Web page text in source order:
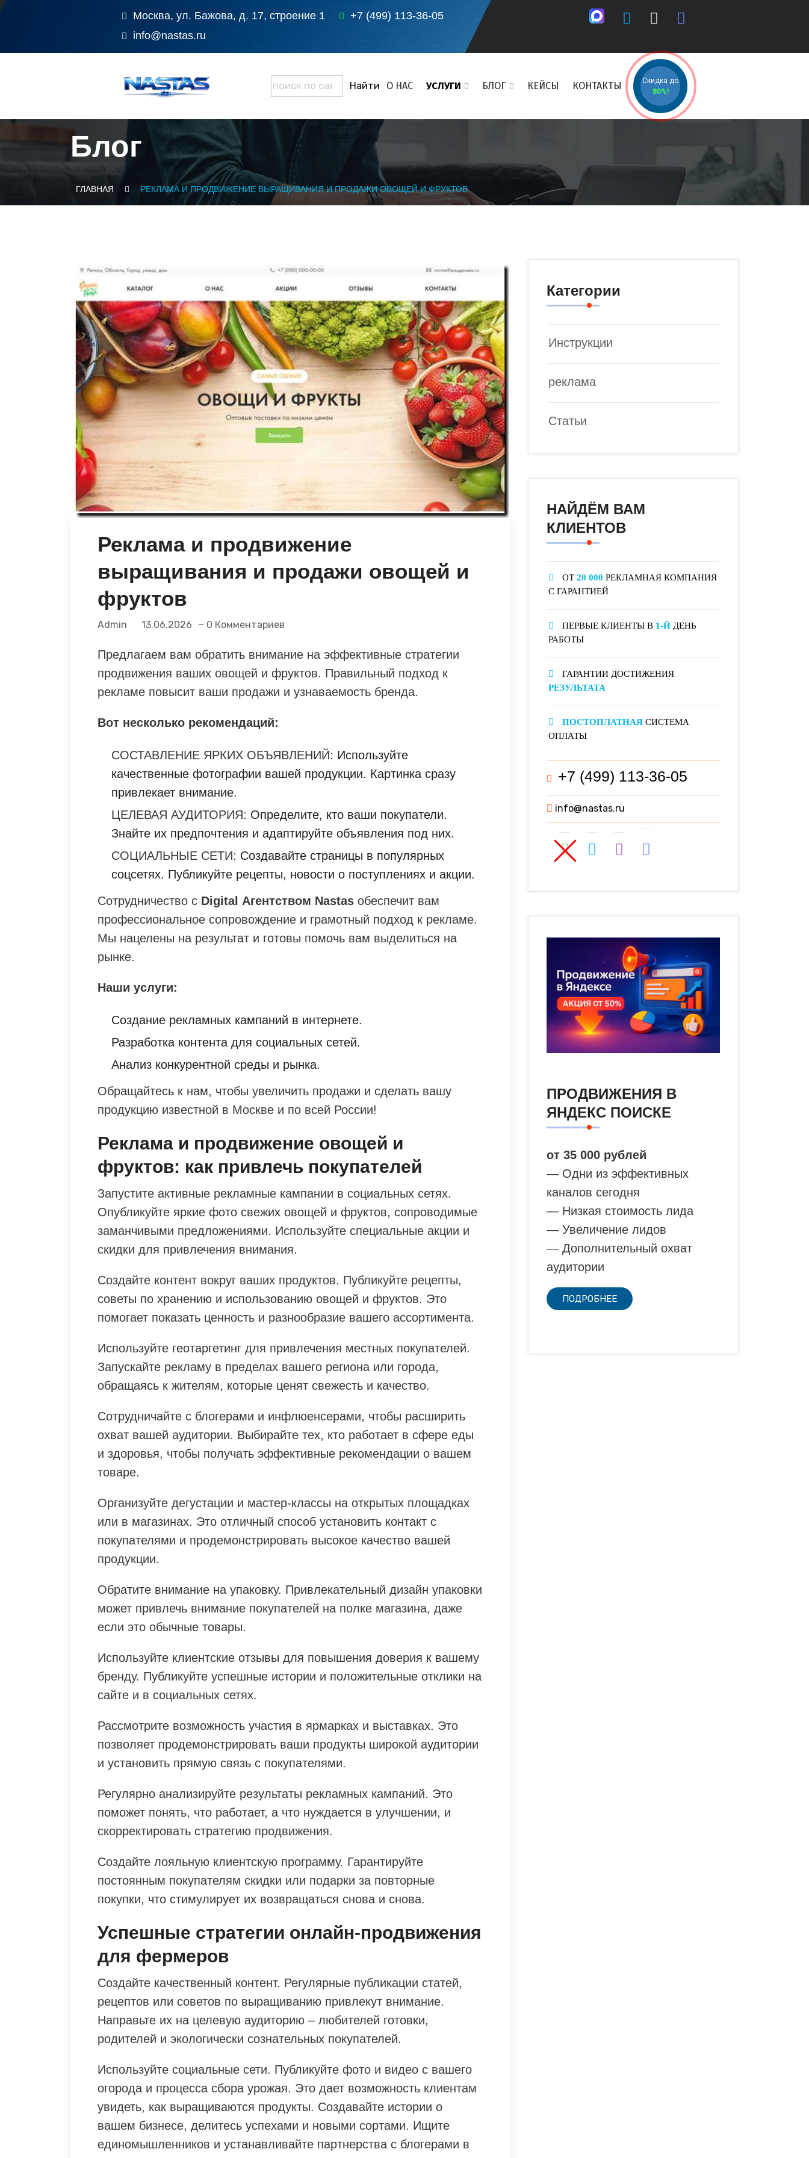
Москва, ул. Бажова, д. 17, строение 1
+7 (499) 113-36-05
info@nastas.ru
О НАС УСЛУГИ БЛОГ КЕЙСЫ КОНТАКТЫ
Скидка до
80%!
Блог
ГЛАВНАЯ РЕКЛАМА И ПРОДВИЖЕНИЕ ВЫРАЩИВАНИЯ И ПРОДАЖИ ОВОЩЕЙ И ФРУКТОВ
Реклама и продвижение
выращивания и продажи овощей и
фруктов
Admin 13.06.2026 0 Комментариев
Предлагаем вам обратить внимание на эффективные стратегии
продвижения ваших овощей и фруктов. Правильный подход к
рекламе повысит ваши продажи и узнаваемость бренда.
Вот несколько рекомендаций:
СОСТАВЛЕНИЕ ЯРКИХ ОБЪЯВЛЕНИЙ: Используйте
качественные фотографии вашей продукции. Картинка сразу
привлекает внимание.
ЦЕЛЕВАЯ АУДИТОРИЯ: Определите, кто ваши покупатели.
Знайте их предпочтения и адаптируйте объявления под них.
СОЦИАЛЬНЫЕ СЕТИ: Создавайте страницы в популярных
соцсетях. Публикуйте рецепты, новости о поступлениях и акции.
Сотрудничество с Digital Агентством Nastas обеспечит вам
профессиональное сопровождение и грамотный подход к рекламе.
Мы нацелены на результат и готовы помочь вам выделиться на
рынке.
Наши услуги:
Создание рекламных кампаний в интернете.
Разработка контента для социальных сетей.
Анализ конкурентной среды и рынка.
Обращайтесь к нам, чтобы увеличить продажи и сделать вашу
продукцию известной в Москве и по всей России!
Реклама и продвижение овощей и
фруктов: как привлечь покупателей
Запустите активные рекламные кампании в социальных сетях.
Опубликуйте яркие фото свежих овощей и фруктов, сопроводимые
заманчивыми предложениями. Используйте специальные акции и
скидки для привлечения внимания.
Создайте контент вокруг ваших продуктов. Публикуйте рецепты,
советы по хранению и использованию овощей и фруктов. Это
помогает показать ценность и разнообразие вашего ассортимента.
Используйте геотаргетинг для привлечения местных покупателей.
Запускайте рекламу в пределах вашего региона или города,
обращаясь к жителям, которые ценят свежесть и качество.
Сотрудничайте с блогерами и инфлюенсерами, чтобы расширить
охват вашей аудитории. Выбирайте тех, кто работает в сфере еды
и здоровья, чтобы получать эффективные рекомендации о вашем
товаре.
Организуйте дегустации и мастер-классы на открытых площадках
или в магазинах. Это отличный способ установить контакт с
покупателями и продемонстрировать высокое качество вашей
продукции.
Обратите внимание на упаковку. Привлекательный дизайн упаковки
может привлечь внимание покупателей на полке магазина, даже
если это обычные товары.
Используйте клиентские отзывы для повышения доверия к вашему
бренду. Публикуйте успешные истории и положительные отклики на
сайте и в социальных сетях.
Рассмотрите возможность участия в ярмарках и выставках. Это
позволяет продемонстрировать ваши продукты широкой аудитории
и установить прямую связь с покупателями.
Регулярно анализируйте результаты рекламных кампаний. Это
поможет понять, что работает, а что нуждается в улучшении, и
скорректировать стратегию продвижения.
Создайте лояльную клиентскую программу. Гарантируйте
постоянным покупателям скидки или подарки за повторные
покупки, что стимулирует их возвращаться снова и снова.
Успешные стратегии онлайн-продвижения
для фермеров
Создайте качественный контент. Регулярные публикации статей,
рецептов или советов по выращиванию привлекут внимание.
Направьте их на целевую аудиторию – любителей готовки,
родителей и экологически сознательных покупателей.
Используйте социальные сети. Публикуйте фото и видео с вашего
огорода и процесса сбора урожая. Это дает возможность клиентам
увидеть, как выращиваются продукты. Создавайте истории о
вашем бизнесе, делитесь успехами и новыми сортами. Ищите
единомышленников и устанавливайте партнерства с блогерами в
Категории
Инструкции
реклама
Статьи
НАЙДЁМ ВАМ
КЛИЕНТОВ
ОТ 20 000 РЕКЛАМНАЯ КОМПАНИЯ
С ГАРАНТИЕЙ
ПЕРВЫЕ КЛИЕНТЫ В 1-Й ДЕНЬ
РАБОТЫ
ГАРАНТИИ ДОСТИЖЕНИЯ
РЕЗУЛЬТАТА
ПОСТОПЛАТНАЯ СИСТЕМА
ОПЛАТЫ
+7 (499) 113-36-05
info@nastas.ru
ПРОДВИЖЕНИЯ В
ЯНДЕКС ПОИСКЕ
от 35 000 рублей
— Одни из эффективных
каналов сегодня
— Низкая стоимость лида
— Увеличение лидов
— Дополнительный охват
аудитории
ПОДРОБНЕЕ